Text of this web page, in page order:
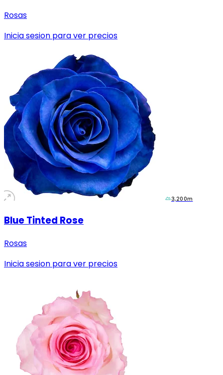
Rosas
Inicia sesion para ver precios
3,200m
Blue Tinted Rose
Rosas
Inicia sesion para ver precios